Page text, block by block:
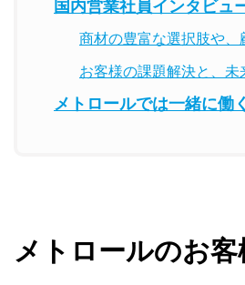
国内営業社員インタビュ
商材の豊富な選択肢や
お客様の課題解決と、
メトロールでは一緒に働
メトロールのお客